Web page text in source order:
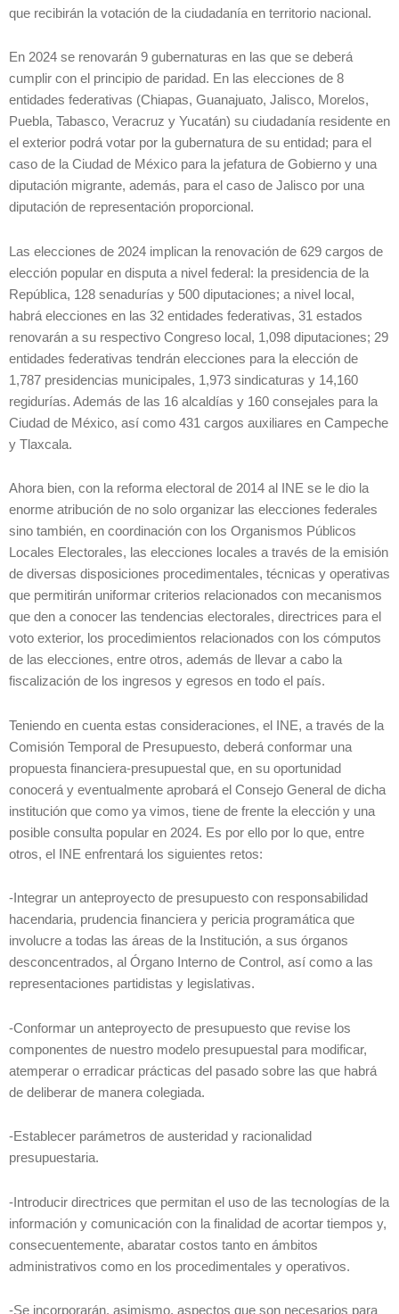
que recibirán la votación de la ciudadanía en territorio nacional.
En 2024 se renovarán 9 gubernaturas en las que se deberá
cumplir con el principio de paridad. En las elecciones de 8
entidades federativas (Chiapas, Guanajuato, Jalisco, Morelos,
Puebla, Tabasco, Veracruz y Yucatán) su ciudadanía residente en
el exterior podrá votar por la gubernatura de su entidad; para el
caso de la Ciudad de México para la jefatura de Gobierno y una
diputación migrante, además, para el caso de Jalisco por una
diputación de representación proporcional.
Las elecciones de 2024 implican la renovación de 629 cargos de
elección popular en disputa a nivel federal: la presidencia de la
República, 128 senadurías y 500 diputaciones; a nivel local,
habrá elecciones en las 32 entidades federativas, 31 estados
renovarán a su respectivo Congreso local, 1,098 diputaciones; 29
entidades federativas tendrán elecciones para la elección de
1,787 presidencias municipales, 1,973 sindicaturas y 14,160
regidurías. Además de las 16 alcaldías y 160 consejales para la
Ciudad de México, así como 431 cargos auxiliares en Campeche
y Tlaxcala.
Ahora bien, con la reforma electoral de 2014 al INE se le dio la
enorme atribución de no solo organizar las elecciones federales
sino también, en coordinación con los Organismos Públicos
Locales Electorales, las elecciones locales a través de la emisión
de diversas disposiciones procedimentales, técnicas y operativas
que permitirán uniformar criterios relacionados con mecanismos
que den a conocer las tendencias electorales, directrices para el
voto exterior, los procedimientos relacionados con los cómputos
de las elecciones, entre otros, además de llevar a cabo la
fiscalización de los ingresos y egresos en todo el país.
Teniendo en cuenta estas consideraciones, el INE, a través de la
Comisión Temporal de Presupuesto, deberá conformar una
propuesta financiera-presupuestal que, en su oportunidad
conocerá y eventualmente aprobará el Consejo General de dicha
institución que como ya vimos, tiene de frente la elección y una
posible consulta popular en 2024. Es por ello por lo que, entre
otros, el INE enfrentará los siguientes retos:
-Integrar un anteproyecto de presupuesto con responsabilidad
hacendaria, prudencia financiera y pericia programática que
involucre a todas las áreas de la Institución, a sus órganos
desconcentrados, al Órgano Interno de Control, así como a las
representaciones partidistas y legislativas.
-Conformar un anteproyecto de presupuesto que revise los
componentes de nuestro modelo presupuestal para modificar,
atemperar o erradicar prácticas del pasado sobre las que habrá
de deliberar de manera colegiada.
-Establecer parámetros de austeridad y racionalidad
presupuestaria.
-Introducir directrices que permitan el uso de las tecnologías de la
información y comunicación con la finalidad de acortar tiempos y,
consecuentemente, abaratar costos tanto en ámbitos
administrativos como en los procedimentales y operativos.
-Se incorporarán, asimismo, aspectos que son necesarios para